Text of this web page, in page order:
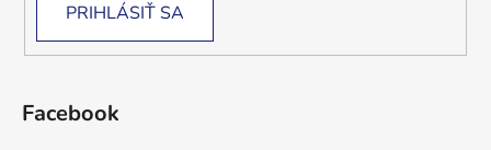
PRIHLÁSIŤ SA
Facebook